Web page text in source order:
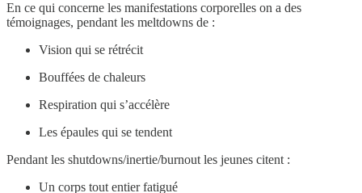
En ce qui concerne les manifestations corporelles on a des
témoignages, pendant les meltdowns de :
Vision qui se rétrécit
Bouffées de chaleurs
Respiration qui s’accélère
Les épaules qui se tendent
Pendant les shutdowns/inertie/burnout les jeunes citent :
Un corps tout entier fatigué